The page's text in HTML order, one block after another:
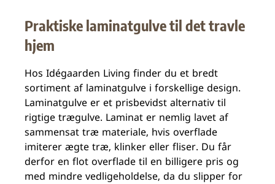
Praktiske laminatgulve til det travle
hjem
Hos Idégaarden Living finder du et bredt
sortiment af laminatgulve i forskellige design.
Laminatgulve er et prisbevidst alternativ til
rigtige trægulve. Laminat er nemlig lavet af
sammensat træ materiale, hvis overflade
imiterer ægte træ, klinker eller fliser. Du får
derfor en flot overflade til en billigere pris og
med mindre vedligeholdelse, da du slipper for